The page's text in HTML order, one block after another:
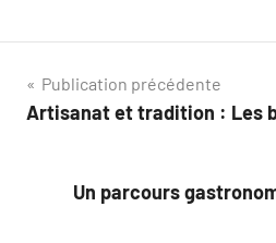
Navigation
de
Publication précédente
Artisanat et tradition : Les
Un parcours